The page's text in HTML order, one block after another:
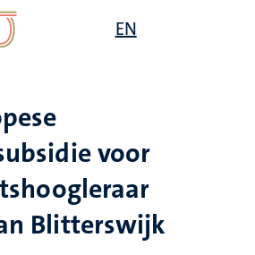
EN
voor
Blitterswijk